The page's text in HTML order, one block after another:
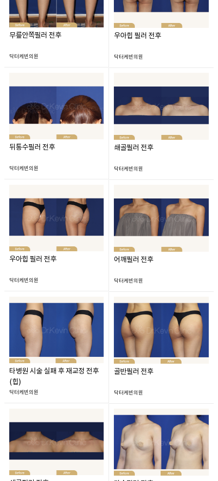
무릎안쪽필러 전후
닥터케빈의원
우아힙 필러 전후
닥터케빈의원
뒤통수필러 전후
닥터케빈의원
쇄골필러 전후
닥터케빈의원
우아힙 필러 전후
닥터케빈의원
어깨필러 전후
닥터케빈의원
타병원 시술 실패 후 재교정 전후
(힙)
닥터케빈의원
골반필러 전후
닥터케빈의원